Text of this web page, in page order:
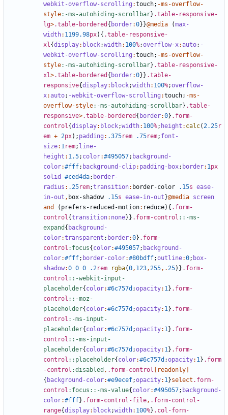
webkit-overflow-scrolling :touch; -ms-overflow-
style:-ms-autohiding-scrollbar} .table-responsive-
lg>.table-bordered { border:0}}@media (max-
width: 1199.98px){ .table-responsive-
xl{display: block;width: 100%;overflow-x:auto; -
webkit-overflow-scrolling :touch; -ms-overflow-
style:-ms-autohiding-scrollbar} .table-responsive-
xl>.table-bordered { border:0}} .table-
responsive{display: block;width: 100%;overflow-
x:auto; -webkit-overflow-scrolling :touch; -ms-
overflow-style:-ms-autohiding-scrollbar} .table-
responsive>.table-bordered { border:0} .form-
control{display: block;width: 100%; height : calc(2.25r
em + 2px); padding : .375rem .75rem; font-
size: 1rem; line-
height : 1.5; color:#495057; background-
color:#fff; background-clip: padding-box; border: 1px
solid
#ced4da; border-
radius : .25rem;transition: border-color .15s ease-
in-out , box-shadow .15s ease-in-out }@media screen
and
( prefers-reduced-motion: reduce){ .form-
control{transition: none}} .form-control ::-ms-
expand { background-
color:transparent ; border:0} .form-
control :focus{ color:#495057; background-
color:#fff; border-color:#80bdff;outline:0; box-
shadow:0 0 0 .2rem rgba(0, 123,255,.25)} .form-
control ::-webkit-input-
placeholder{ color:#6c757d ;opacity: 1} .form-
control ::-moz-
placeholder{ color:#6c757d ;opacity: 1} .form-
control :-ms-input-
placeholder{ color:#6c757d ;opacity: 1} .form-
control ::-ms-input-
placeholder{ color:#6c757d ;opacity: 1} .form-
control ::placeholder{ color:#6c757d ;opacity: 1} .form
-control :disabled , .form-control readonly
{ background-color:#e9ecef;opacity: 1}select .form-
control :focus::-ms-value{ color:#495057; background-
color:#fff} .form-control-file, .form-control-
range{display: block;width: 100%} .col-form-